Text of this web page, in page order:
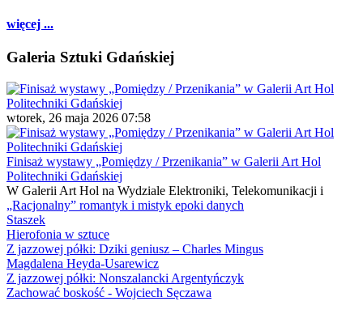
więcej ...
Galeria Sztuki Gdańskiej
wtorek, 26 maja 2026 07:58
Finisaż wystawy „Pomiędzy / Przenikania” w Galerii Art Hol
Politechniki Gdańskiej
W Galerii Art Hol na Wydziale Elektroniki, Telekomunikacji i
„Racjonalny” romantyk i mistyk epoki danych
Staszek
Hierofonia w sztuce
Z jazzowej półki: Dziki geniusz – Charles Mingus
Magdalena Heyda-Usarewicz
Z jazzowej półki: Nonszalancki Argentyńczyk
Zachować boskość - Wojciech Sęczawa